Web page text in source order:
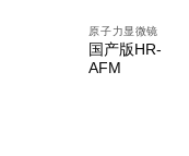
原子力显微镜
国产版HR-
AFM